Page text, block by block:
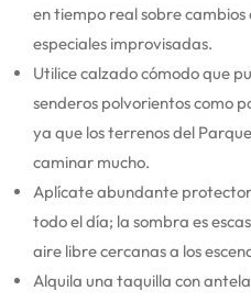
en tiempo real sobre
especiales improvisadas.
Utilice calzado cómodo que
senderos polvorientos como
ya que los terrenos del
caminar mucho.
Aplícate abundante
todo el día; la sombra es
aire libre cercanas a los
Alquila una taquilla con